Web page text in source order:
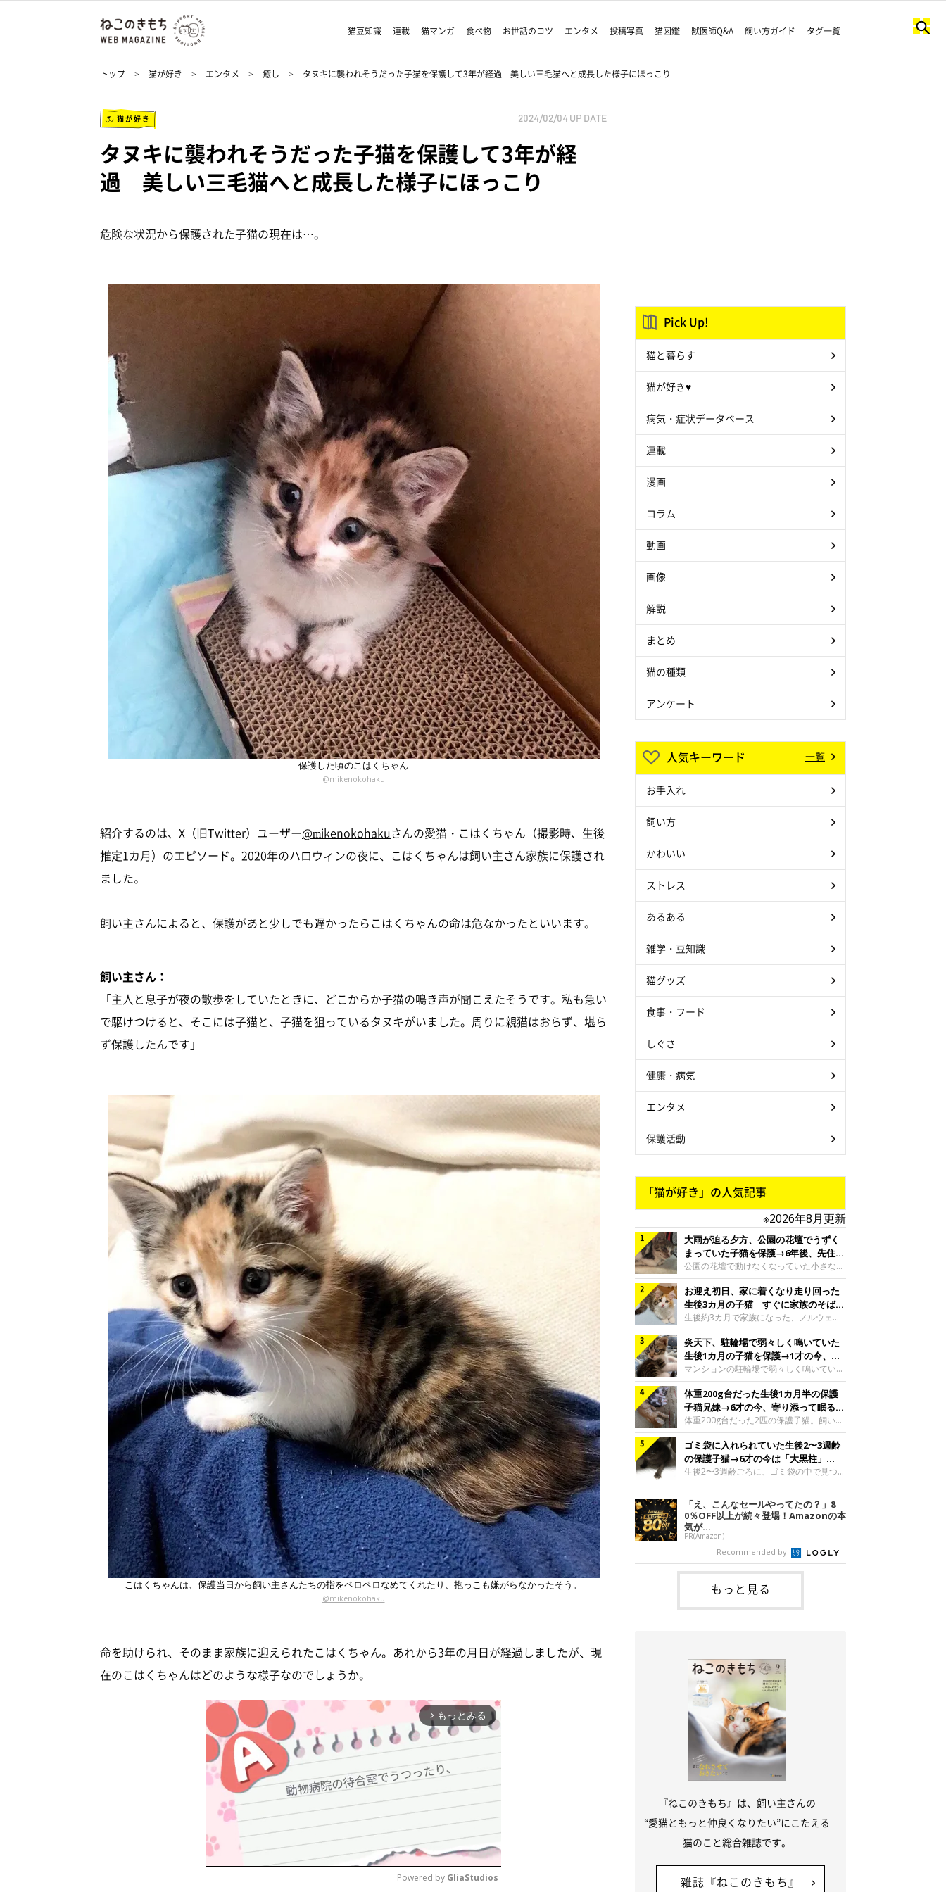
猫豆知識 連載 猫マンガ 食べ物 お世話のコツ エンタメ 投稿写真 猫図鑑 獣医師Q&A 飼い方ガイド タグ一覧
トップ 猫が好き エンタメ 癒し タヌキに襲われそうだった子猫を保護して3年が経過 美しい三毛猫へと成長した様子にほっこり
猫が好き 2024/02/04 UP DATE
タヌキに襲われそうだった子猫を保護して3年が経
過 美しい三毛猫へと成長した様子にほっこり
危険な状況から保護された子猫の現在は…。
保護した頃のこはくちゃん
@mikenokohaku
紹介するのは、X（旧Twitter）ユーザー@mikenokohakuさんの愛猫・こはくちゃん（撮影時、生後
推定1カ月）のエピソード。2020年のハロウィンの夜に、こはくちゃんは飼い主さん家族に保護され
ました。
飼い主さんによると、保護があと少しでも遅かったらこはくちゃんの命は危なかったといいます。
飼い主さん：
「主人と息子が夜の散歩をしていたときに、どこからか子猫の鳴き声が聞こえたそうです。私も急い
で駆けつけると、そこには子猫と、子猫を狙っているタヌキがいました。周りに親猫はおらず、堪ら
ず保護したんです」
こはくちゃんは、保護当日から飼い主さんたちの指をペロペロなめてくれたり、抱っこも嫌がらなかったそう。
@mikenokohaku
命を助けられ、そのまま家族に迎えられたこはくちゃん。あれから3年の月日が経過しましたが、現
在のこはくちゃんはどのような様子なのでしょうか。
arrow_forward_ios もっとみる
Powered by GliaStudios
Pick Up!
猫と暮らす
猫が好き♥
病気・症状データベース
連載
漫画
コラム
動画
画像
解説
まとめ
猫の種類
アンケート
人気キーワード 一覧
お手入れ
飼い方
かわいい
ストレス
あるある
雑学・豆知識
猫グッズ
食事・フード
しぐさ
健康・病気
エンタメ
保護活動
「猫が好き」の人気記事
※2026年8月更新
大雨が迫る夕方、公園の花壇でうずく
まっていた子猫を保護→6年後、先住猫
と“姉妹”のような関係に
公園の花壇で動けなくなっていた小さな子
猫。家族に迎えられてから6年、先住猫と
の間には深い絆が育まれていました。保護
当時のティダちゃん。
@muumuu62197189紹介するのは、
X（旧Twitter）ユーザー
@muumuu62197189さんの愛猫・ティダ
ちゃん（取材時6才）の成長記録です。こ
ちらは、生後3カ月ごろのティダちゃん。
飼い主さんが出会ったのは、夜から大雨に
なると予報されていた日の夕方でした。花
壇で動けずにいた子猫保護したばかりのテ
ィダちゃん。@muumuu62197189飼い主
さんは、公園の
お迎え初日、家に着くなり走り回った
生後3カ月の子猫 すぐに家族のそばで
落ち着く姿に「迎えてよかった」
生後約3カ月で家族になった、ノルウェー
ジャンフォレストキャットの子猫。お迎え
翌日には、すでに家でくつろぐ様子を見せ
ていました。お迎え翌日、ベッドでうとう
とするむうちゃんお迎え翌日のむうちゃ
ん。@umimugi0304紹介するのは、
Instagramユーザー@umimugi0304さんの
愛猫・むうちゃん（撮影時、生後約3カ月
／ノルウェージャンフォレストキャッ
ト）。こちらは、お迎え翌日に撮影された
一枚。ゴハンをお腹いっぱい食べたむうち
ゃんは眠くなり、飼い主さん夫婦のベッド
でうとうとし始めたのだとか。飼い主さ
炎天下、駐輪場で弱々しく鳴いていた
生後1カ月の子猫を保護→1才の今、筋
肉質でツンデレなコに成長
マンションの駐輪場で弱々しく鳴いてい
た、生後1カ月ほどの子猫。家族に迎えら
れてから1年、体も行動も大きく成長しま
した。炎天下の駐輪場で鳴いていた小さな
子猫保護当時のモモちゃん。@Kingponzu
紹介するのは、X（旧Twitter）ユーザー
@Kingponzuさんの愛猫・モモちゃん（取
材時1才）の成長記録です。こちらは、モ
モちゃんが生後1カ月ごろに撮影された一
枚。飼い主さんの自宅マンションの駐輪場
です。子猫時代のモモちゃん。
@Kingponzuその日は気温が35℃を
体重200g台だった生後1カ月半の保護
子猫兄妹→6才の今、寄り添って眠る姿
にほっこり！
体重200g台だった2匹の保護子猫。飼い主
さんの家族になってから6年、ともに成長
するなかで、2匹の関係にも少しずつ変化
が見られました。家族になったばかりの小
さな兄妹猫（写真上から）妹猫・てんちゃ
ん、兄猫・ラムくん。@ten_ramu紹介す
@ten_ramuさんの愛猫・ラムくんとてん
ちゃん（ともに取材時6才）の成長記録で
す。この写真は、お迎えして間もない生後
1カ月半ごろの2匹。当時、ラムくんは260
グラム、てんちゃんは209グラムと、どち
らもとても小さな体でした。2匹
ゴミ袋に入れられていた生後2〜3週齢
の保護子猫→6才の今は「大黒柱」
に！ 美しい黒猫に成長した姿にグッ
とくる
生後2〜3週齢ごろに、ゴミ袋の中で見つか
った小さな命。ミルクから育てられたその
子猫は今、家族に欠かせない存在へと成長
しました。ゴミ袋の中で見つかった、ミニ
モグラのような子猫よちよち歩きをしてい
たころの、生後2〜3週齢ごろのドンちゃ
ん。@doddou_1今回紹介するのは、
X（旧Twitter）ユーザー@doddou_1さん
の愛猫・ドンちゃん（取材時、推定6才／
本名：ドミトリー・ドンスコイ）。ドンち
ゃんは、保護猫でした。ドンちゃんが見つ
かったのは、飼い主さんの姉の勤め先の敷
「え、こんなセールやってたの？」8
0％OFF以上が続々登場！Amazonの本
気が...
PR(Amazon)
Recommended by
もっと見る
『ねこのきもち』は、飼い主さんの
“愛猫ともっと仲良くなりたい”にこたえる
猫のこと総合雑誌です。
雑誌『ねこのきもち』